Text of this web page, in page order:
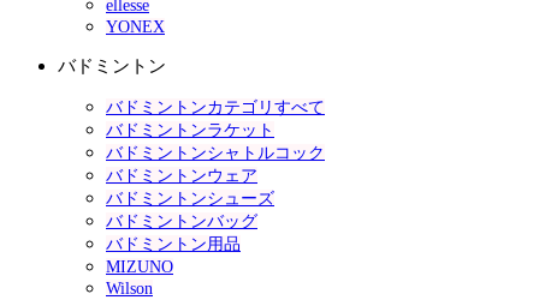
ellesse
YONEX
バドミントン
バドミントンカテゴリすべて
バドミントンラケット
バドミントンシャトルコック
バドミントンウェア
バドミントンシューズ
バドミントンバッグ
バドミントン用品
MIZUNO
Wilson